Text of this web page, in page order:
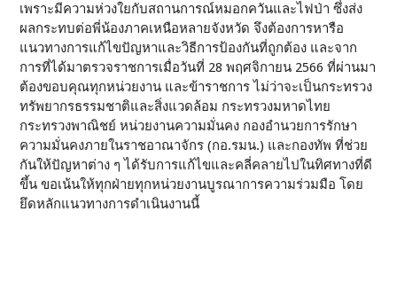
เพราะมีความห่วงใยกับสถานการณ์หมอกควันและไฟป่า ซึ่งส่ง
ผลกระทบต่อพี่น้องภาคเหนือหลายจังหวัด จึงต้องการหารือ
แนวทางการแก้ไขปัญหาและวิธีการป้องกันที่ถูกต้อง และจาก
การที่ได้มาตรวจราชการเมื่อวันที่ 28 พฤศจิกายน 2566 ที่ผ่านมา
ต้องขอบคุณทุกหน่วยงาน และข้าราชการ ไม่ว่าจะเป็นกระทรวง
ทรัพยากรธรรมชาติและสิ่งแวดล้อม กระทรวงมหาดไทย
กระทรวงพาณิชย์ หน่วยงานความมั่นคง กองอำนวยการรักษา
ความมั่นคงภายในราชอาณาจักร (กอ.รมน.) และกองทัพ ที่ช่วย
กันให้ปัญหาต่าง ๆ ได้รับการแก้ไขและคลี่คลายไปในทิศทางที่ดี
ขึ้น ขอเน้นให้ทุกฝ่ายทุกหน่วยงานบูรณาการความร่วมมือ โดย
ยึดหลักแนวทางการดำเนินงานนี้